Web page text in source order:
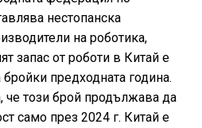
нестопанска
на роботика,
запас от роботи в Китай е
предходната година.
че този брой продължава да
само през 2024 г. Китай е